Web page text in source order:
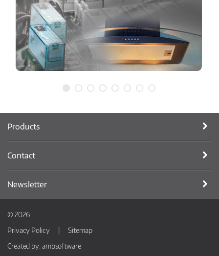
Products
Contact
Newsletter
© 2026
Privacy Policy
Sitemap
Created by: ambsoftware